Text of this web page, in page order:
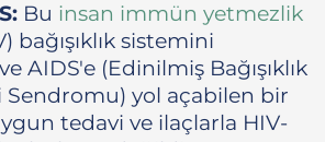
Bu insan immün yetmezlik
bağışıklık sistemini
AIDS'e (Edinilmiş Bağışıklık
Sendromu) yol açabilen bir
tedavi ve ilaçlarla HIV-